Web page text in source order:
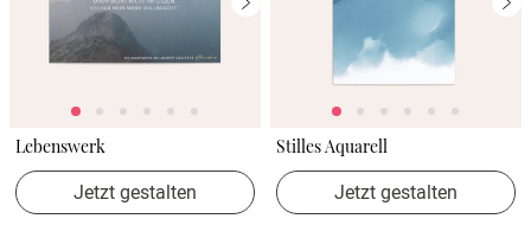
Lebenswerk
Jetzt gestalten
Stilles Aquarell
Jetzt gestalten